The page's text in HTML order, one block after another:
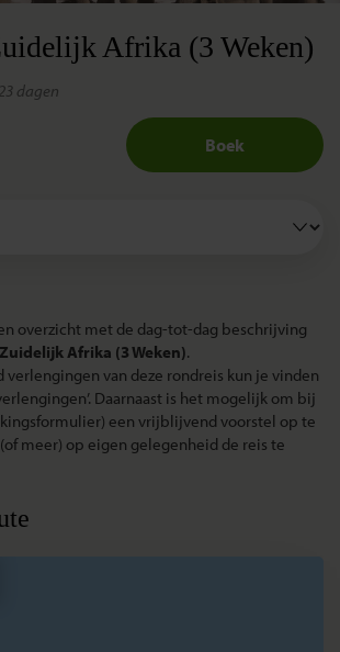
Afrika (3 Weken)
Boek
23 dagen
overzicht met de dag-tot-dag beschrijving
Afrika (3 Weken).
verlengingen van deze rondreis kun je vinden
Daarnaast is het mogelijk om bij
een vrijblijvend voorstel op te
meer) op eigen gelegenheid de reis te